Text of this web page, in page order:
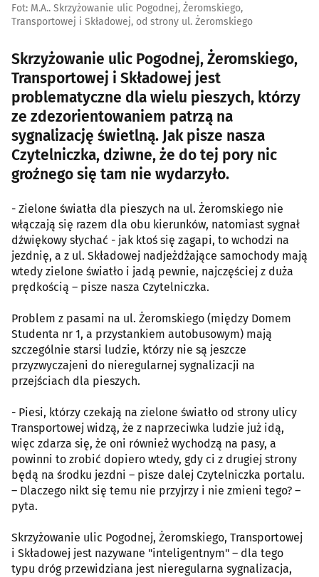
Fot: M.A.. Skrzyżowanie ulic Pogodnej, Żeromskiego,
Transportowej i Składowej, od strony ul. Żeromskiego
Skrzyżowanie ulic Pogodnej, Żeromskiego,
Transportowej i Składowej jest
problematyczne dla wielu pieszych, którzy
ze zdezorientowaniem patrzą na
sygnalizację świetlną. Jak pisze nasza
Czytelniczka, dziwne, że do tej pory nic
groźnego się tam nie wydarzyło.
- Zielone światła dla pieszych na ul. Żeromskiego nie
włączają się razem dla obu kierunków, natomiast sygnał
dźwiękowy słychać - jak ktoś się zagapi, to wchodzi na
jezdnię, a z ul. Składowej nadjeżdżające samochody mają
wtedy zielone światło i jadą pewnie, najczęściej z duża
prędkością – pisze nasza Czytelniczka.
Problem z pasami na ul. Żeromskiego (między Domem
Studenta nr 1, a przystankiem autobusowym) mają
szczególnie starsi ludzie, którzy nie są jeszcze
przyzwyczajeni do nieregularnej sygnalizacji na
przejściach dla pieszych.
- Piesi, którzy czekają na zielone światło od strony ulicy
Transportowej widzą, że z naprzeciwka ludzie już idą,
więc zdarza się, że oni również wychodzą na pasy, a
powinni to zrobić dopiero wtedy, gdy ci z drugiej strony
będą na środku jezdni – pisze dalej Czytelniczka portalu.
– Dlaczego nikt się temu nie przyjrzy i nie zmieni tego? –
pyta.
Skrzyżowanie ulic Pogodnej, Żeromskiego, Transportowej
i Składowej jest nazywane "inteligentnym" – dla tego
typu dróg przewidziana jest nieregularna sygnalizacja,